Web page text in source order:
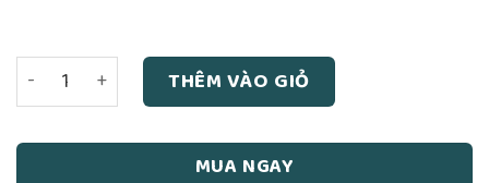
Pháp Luân Công Và Đại Viên Mãn Pháp – Lý Hồng Trí
THÊM VÀO GIỎ
MUA NGAY